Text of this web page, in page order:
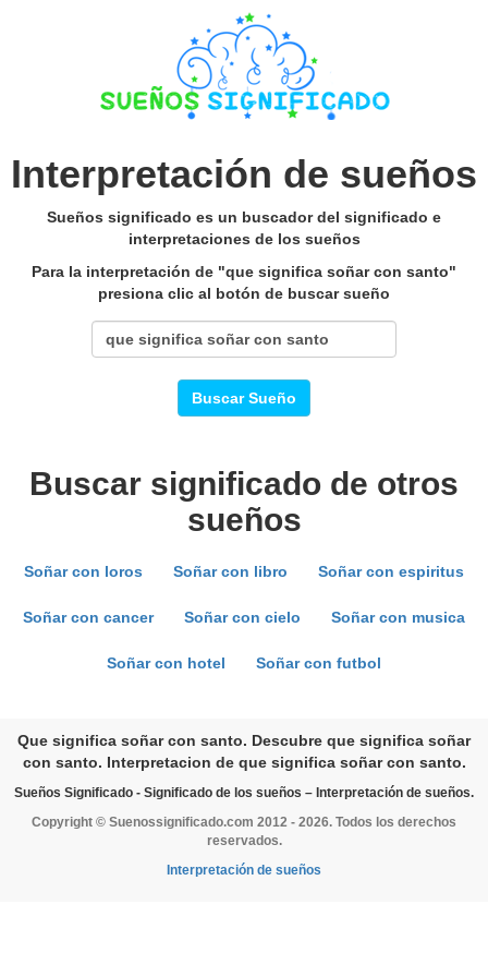
Interpretación de sueños
Sueños significado es un buscador del significado e
interpretaciones de los sueños
Para la interpretación de "que significa soñar con santo"
presiona clic al botón de buscar sueño
Buscar Sueño
Buscar significado de otros
sueños
Soñar con loros Soñar con libro Soñar con espiritus
Soñar con cancer Soñar con cielo Soñar con musica
Soñar con hotel Soñar con futbol
Que significa soñar con santo. Descubre que significa soñar
con santo. Interpretacion de que significa soñar con santo.
Sueños Significado - Significado de los sueños – Interpretación de sueños.
Copyright © Suenossignificado.com 2012 - 2026. Todos los derechos
reservados.
Interpretación de sueños